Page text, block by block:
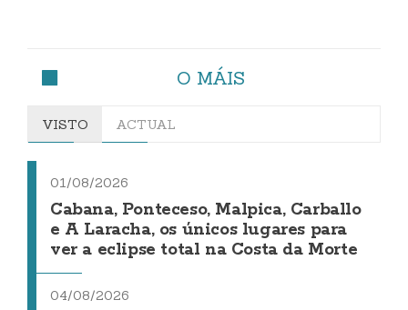
O MÁIS
VISTO ACTUAL
01/08/2026
Cabana, Ponteceso, Malpica, Carballo
e A Laracha, os únicos lugares para
ver a eclipse total na Costa da Morte
04/08/2026